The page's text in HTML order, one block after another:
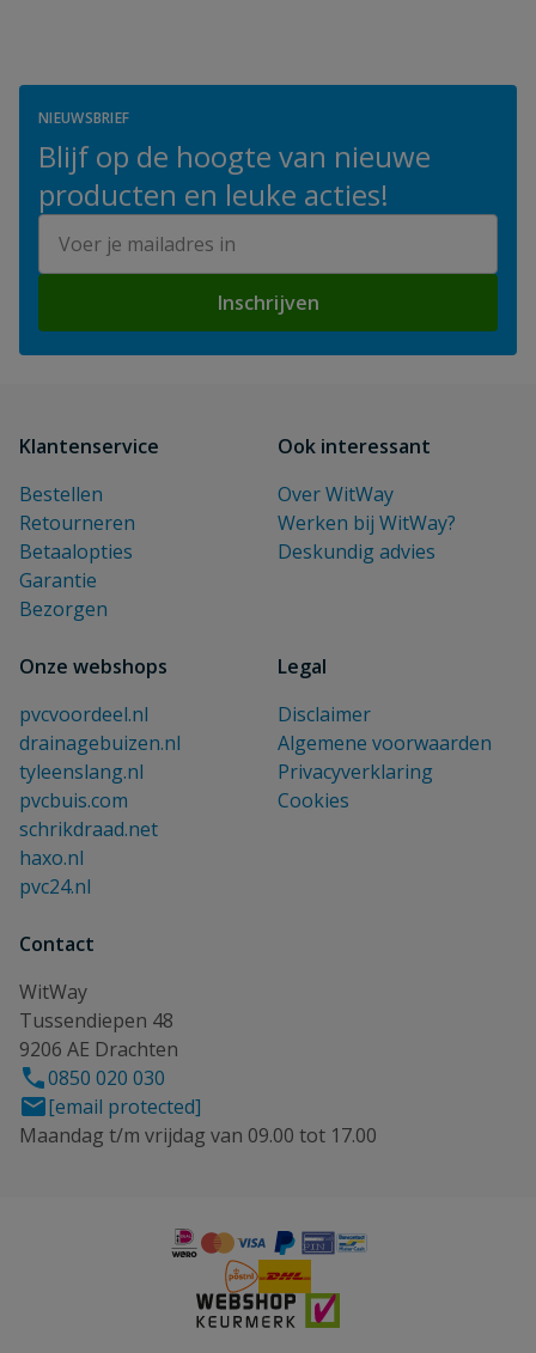
NIEUWSBRIEF
Blijf op de hoogte van nieuwe
producten en leuke acties!
Inschrijven
Klantenservice
Bestellen
Retourneren
Betaalopties
Garantie
Bezorgen
Ook interessant
Over WitWay
Werken bij WitWay?
Deskundig advies
Onze webshops
pvcvoordeel.nl
drainagebuizen.nl
tyleenslang.nl
pvcbuis.com
schrikdraad.net
haxo.nl
pvc24.nl
Legal
Disclaimer
Algemene voorwaarden
Privacyverklaring
Cookies
Contact
WitWay
Tussendiepen 48
9206 AE Drachten
0850 020 030
[email protected]
Maandag t/m vrijdag van 09.00 tot 17.00